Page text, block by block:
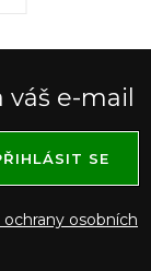
váš e-mail
osobních
SE